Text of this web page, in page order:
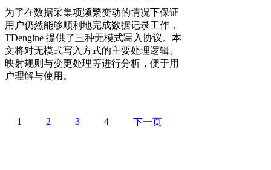
为了在数据采集项频繁变动的情况下保证
用户仍然能够顺利地完成数据记录工作，
TDengine 提供了三种无模式写入协议。本
文将对无模式写入方式的主要处理逻辑、
映射规则与变更处理等进行分析，便于用
户理解与使用。
1 2 3 4 下一页